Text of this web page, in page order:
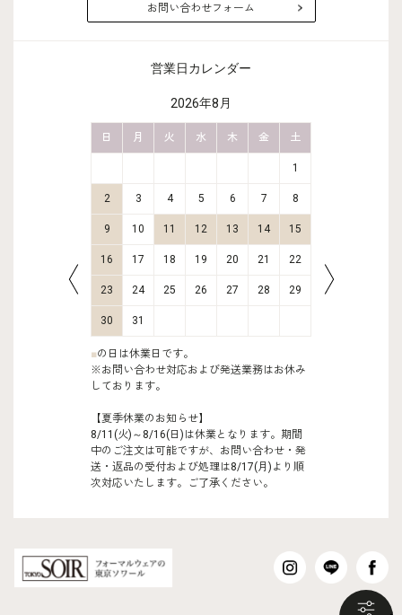
お問い合わせフォーム
営業日カレンダー
2026年8月
日 月 火 水 木 金 土
1
2 3 4 5 6 7 8
9 10 11 12 13 14 15
16 17 18 19 20 21 22
23 24 25 26 27 28 29
30 31
■の日は休業日です。
※お問い合わせ対応および発送業務はお休み
しております。
【夏季休業のお知らせ】
8/11(火)～8/16(日)は休業となります。期間
中のご注文は可能ですが、お問い合わせ・発
送・返品の受付および処理は8/17(月)より順
次対応いたします。ご了承ください。